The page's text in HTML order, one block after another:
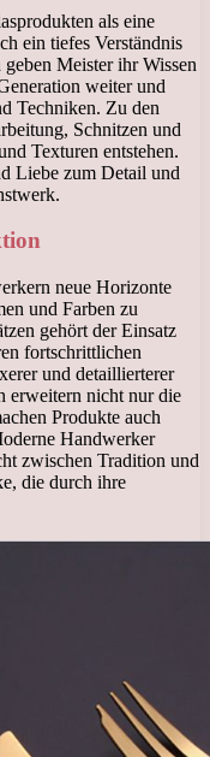
als eine
ein tiefes Verständnis
Meister ihr Wissen
weiter und
Techniken. Zu den
Schnitzen und
Texturen entstehen.
Liebe zum Detail und
neue Horizonte
und Farben zu
gehört der Einsatz
fortschrittlichen
und detaillierterer
erweitern nicht nur die
Produkte auch
Handwerker
zwischen Tradition und
die durch ihre